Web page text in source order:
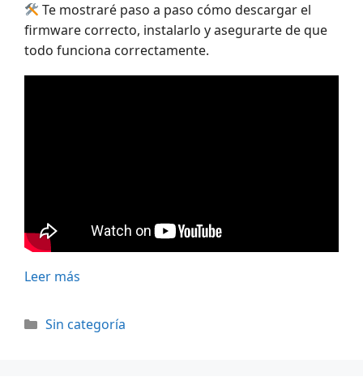
Te mostraré paso a paso cómo descargar el
firmware correcto, instalarlo y asegurarte de que
todo funciona correctamente.
Leer más
Categorías
Sin categoría